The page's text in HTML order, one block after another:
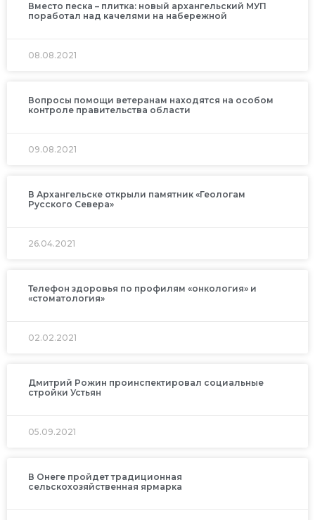
Вместо песка – плитка: новый архангельский МУП
поработал над качелями на набережной
08.08.2021
Вопросы помощи ветеранам находятся на особом
контроле правительства области
09.08.2021
В Архангельске открыли памятник «Геологам
Русского Севера»
26.04.2021
Телефон здоровья по профилям «онкология» и
«стоматология»
02.02.2021
Дмитрий Рожин проинспектировал социальные
стройки Устьян
05.09.2021
В Онеге пройдет традиционная
сельскохозяйственная ярмарка